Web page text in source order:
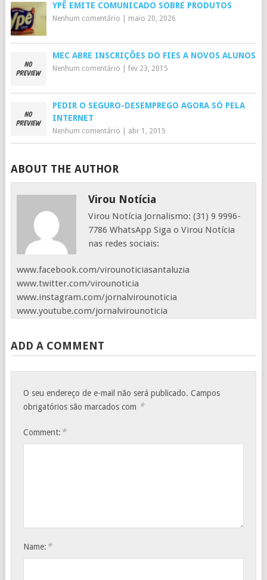
YPÊ EMITE COMUNICADO SOBRE PRODUTOS
Nenhum comentário maio 20, 2026
MEC ABRE INSCRIÇÕES DO FIES A NOVOS ALUNOS
Nenhum comentário fev 23, 2015
PEDIR O SEGURO-DESEMPREGO AGORA SÓ PELA
INTERNET
Nenhum comentário abr 1, 2015
ABOUT THE AUTHOR
Virou Notícia
Virou Notícia Jornalismo: (31) 9 9996-
7786 WhatsApp Siga o Virou Notícia
nas redes sociais:
www.facebook.com/virounoticiasantaluzia
www.twitter.com/virounoticia
www.instagram.com/jornalvirounoticia
www.youtube.com/jornalvirounoticia
ADD A COMMENT
O seu endereço de e-mail não será publicado. Campos
obrigatórios são marcados com *
Comment: *
Name: *